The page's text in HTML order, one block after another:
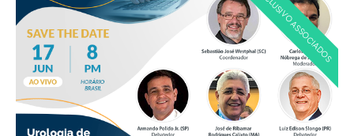
EDUCAÇÃO CONTINUADA
ACADEMIA SBU
CONTATO